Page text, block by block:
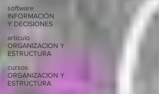
software
INFORMACIÓN
Y DECISIONES
articulo
ORGANIZACION Y
ESTRUCTURA
cursos
ORGANIZACION Y
ESTRUCTURA